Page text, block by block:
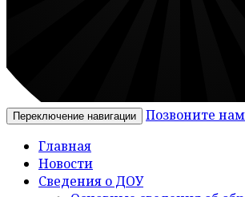
Переключение навигации
Позвоните нам
Главная
Новости
Сведения о ДОУ